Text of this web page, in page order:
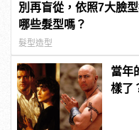
別再盲從，依照7大臉
哪些髮型嗎？
髮型造型
當年
樣了